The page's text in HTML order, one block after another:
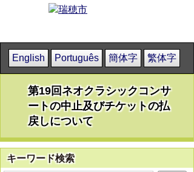
English Português 簡体字 繁体字
第19回ネオクラシックコンサ
ートの中止及びチケットの払
戻しについて
キーワード検索